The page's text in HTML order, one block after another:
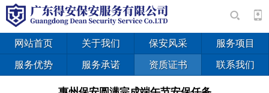
网站首页 关于我们 保安风采 服务项目
服务优势 服务承诺 资质证书 联系我们